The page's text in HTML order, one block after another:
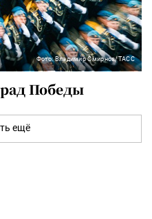
Фото: Владимир Смирнов/ТАСС
Победы
ещё